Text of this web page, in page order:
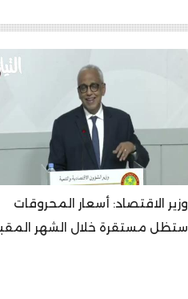
وزير الاقتصاد: أسعار المحروقات
ستظل مستقرة خلال الشهر